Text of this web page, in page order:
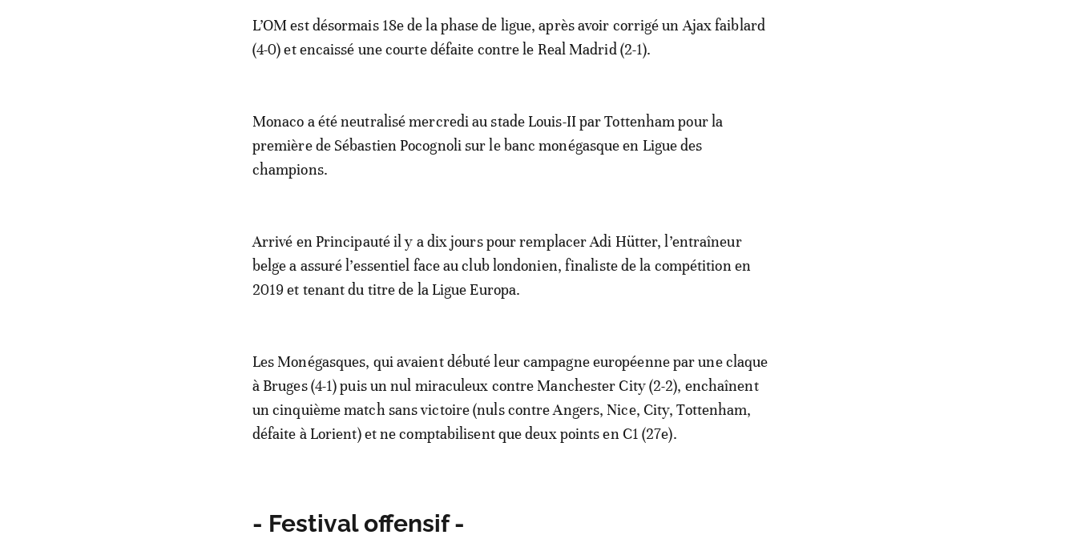
L’OM est désormais 18e de la phase de ligue, après avoir corrigé un Ajax faiblard
(4-0) et encaissé une courte défaite contre le Real Madrid (2-1).
Monaco a été neutralisé mercredi au stade Louis-II par Tottenham pour la
première de Sébastien Pocognoli sur le banc monégasque en Ligue des
champions.
Arrivé en Principauté il y a dix jours pour remplacer Adi Hütter, l’entraîneur
belge a assuré l’essentiel face au club londonien, finaliste de la compétition en
2019 et tenant du titre de la Ligue Europa.
Les Monégasques, qui avaient débuté leur campagne européenne par une claque
à Bruges (4-1) puis un nul miraculeux contre Manchester City (2-2), enchaînent
un cinquième match sans victoire (nuls contre Angers, Nice, City, Tottenham,
défaite à Lorient) et ne comptabilisent que deux points en C1 (27e).
- Festival offensif -